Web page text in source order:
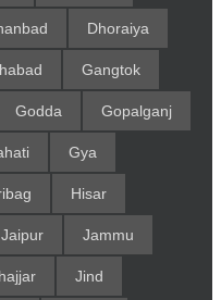
Dhoraiya
Gangtok
Godda Gopalganj
Gya
Hisar
Jaipur Jammu
Jind